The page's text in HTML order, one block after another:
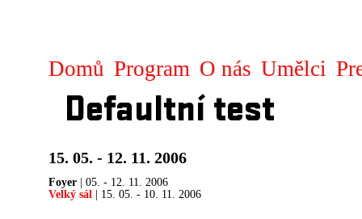
Domů Program O nás Umělci
Defaultní test
15. 05. - 12. 11. 2006
Foyer | 05. - 12. 11. 2006
Velký sál | 15. 05. - 10. 11. 2006